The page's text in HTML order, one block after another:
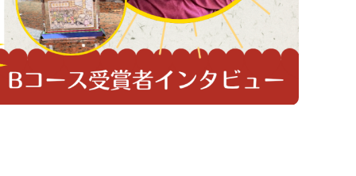
カタログ・使い方ガイド